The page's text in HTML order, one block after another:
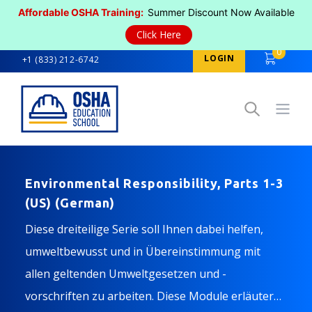
Affordable OSHA Training: Summer Discount Now Available
Click Here
+1 (833) 212-6742 LOGIN
0
Environmental Responsibility, Parts 1-3
(US) (German)
Diese dreiteilige Serie soll Ihnen dabei helfen,
umweltbewusst und in Übereinstimmung mit
allen geltenden Umweltgesetzen und -
vorschriften zu arbeiten. Diese Module erläutern